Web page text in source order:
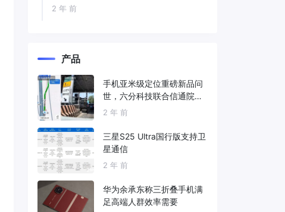
2 年 前
产品
手机亚米级定位重磅新品问
世，六分科技联合信通院发
布免费服务
2 年 前
三星S25 Ultra国行版支持卫
星通信
2 年 前
华为余承东称三折叠手机满
足高端人群效率需要